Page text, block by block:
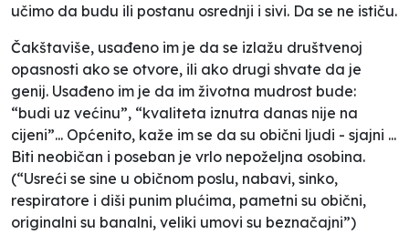
učimo da budu ili postanu osrednji i sivi. Da se ne ističu.
Čakštaviše, usađeno im je da se izlažu društvenoj
opasnosti ako se otvore, ili ako drugi shvate da je
genij. Usađeno im je da im životna mudrost bude:
“budi uz većinu”, “kvaliteta iznutra danas nije na
cijeni”... Općenito, kaže im se da su obični ljudi - sjajni ...
Biti neobičan i poseban je vrlo nepoželjna osobina.
(“Usreći se sine u običnom poslu, nabavi, sinko,
respiratore i diši punim plućima, pametni su obični,
originalni su banalni, veliki umovi su beznačajni”)